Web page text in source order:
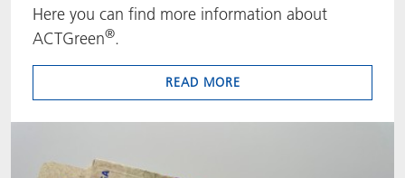
Here you can find more information about
ACTGreen®.
READ MORE
ACTNext
BlisterKote
FoodClass
Let's ACT
ACTEGA Rhenacoat
ACTEGA Schmid Rhyner